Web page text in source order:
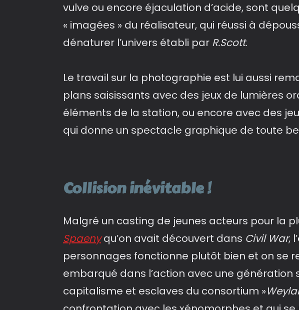
vulve ou encore éjaculation d’acide, sont
« imagées » du réalisateur, qui réussi à
dénaturer l’univers établi par R.Scott.
Le travail sur la photographie est lui aussi
plans saisissants avec des jeux de lumières
éléments de la station, ou encore avec des
qui donne un spectacle graphique de toute
Collision inévitable !
Malgré un casting de jeunes acteurs pour la
Spaenyqu’on avait découvert dans Civil War,
personnages fonctionne plutôt bien et on se
embarqué dans l’action avec une génération
capitalisme et esclaves du consortium »